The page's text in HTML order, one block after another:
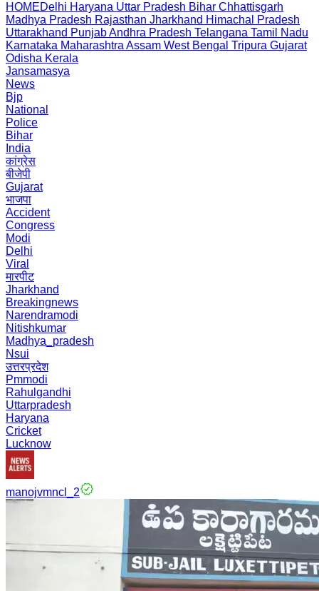
HOMEDelhi Haryana Uttar Pradesh Bihar Chhattisgarh
Madhya Pradesh Rajasthan Jharkhand Himachal Pradesh
Uttarakhand PunjabAndhra Pradesh Telangana Tamil Nadu
Karnataka Maharashtra Assam West Bengal Tripura Gujarat
Odisha Kerala
Jansamasya
News
Bjp
National
Police
Bihar
India
कांग्रेस
बीजेपी
Gujarat
भाजपा
Accident
Congress
Modi
Delhi
Viral
मारपीट
Jharkhand
Breakingnews
Narendramodi
Nitishkumar
Madhya_pradesh
Nsui
उत्तरप्रदेश
Pmmodi
Rahulgandhi
Uttarpradesh
Haryana
Cricket
Lucknow
manojvmncl_2